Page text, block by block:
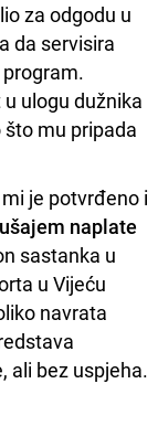
za odgodu u
da servisira
ulogu dužnika
mu pripada
je potvrđeno i
naplate
sastanka u
u Vijeću
navrata
ali bez uspjeha.